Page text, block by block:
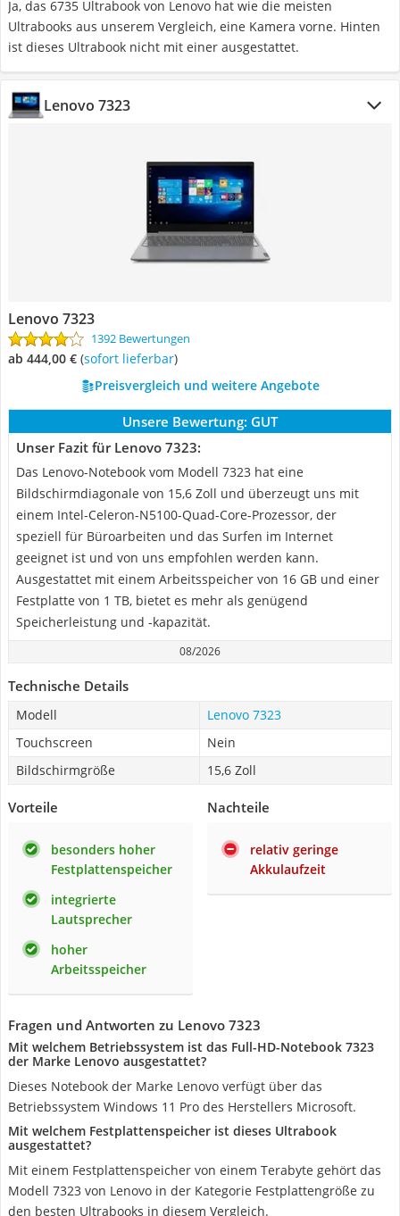
Ja, das 6735 Ultrabook von Lenovo hat wie die meisten
Ultrabooks aus unserem Vergleich, eine Kamera vorne. Hinten
ist dieses Ultrabook nicht mit einer ausgestattet.
Lenovo 7323
Lenovo 7323
1392 Bewertungen
ab 444,00 € ( Sofort lieferbar)
Preisvergleich und weitere Angebote
Unsere Bewertung: GUT
Unser Fazit für Lenovo 7323:
Das Lenovo-Notebook vom Modell 7323 hat eine
Bildschirmdiagonale von 15,6 Zoll und überzeugt uns mit
einem Intel-Celeron-N5100-Quad-Core-Prozessor, der
speziell für Büroarbeiten und das Surfen im Internet
geeignet ist und von uns empfohlen werden kann.
Ausgestattet mit einem Arbeitsspeicher von 16 GB und einer
Festplatte von 1 TB, bietet es mehr als genügend
Speicherleistung und -kapazität.
08/2026
Technische Details
Modell
Lenovo 7323
Touchscreen
Nein
Bildschirmgröße
15,6 Zoll
Vorteile
besonders hoher
Festplattenspeicher
integrierte
Lautsprecher
hoher
Arbeitsspeicher
Nachteile
relativ geringe
Akkulaufzeit
Fragen und Antworten zu Lenovo 7323
Mit welchem Betriebssystem ist das Full-HD-Notebook 7323
der Marke Lenovo ausgestattet?
Dieses Notebook der Marke Lenovo verfügt über das
Betriebssystem Windows 11 Pro des Herstellers Microsoft.
Mit welchem Festplattenspeicher ist dieses Ultrabook
ausgestattet?
Mit einem Festplattenspeicher von einem Terabyte gehört das
Modell 7323 von Lenovo in der Kategorie Festplattengröße zu
den besten Ultrabooks in diesem Vergleich.